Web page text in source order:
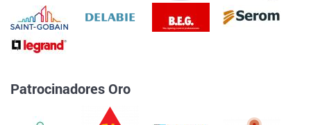
Patrocinadores Oro